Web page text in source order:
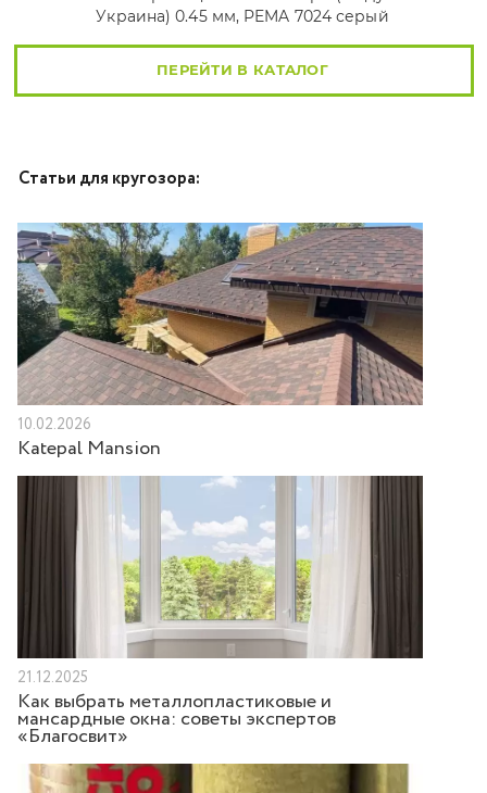
Украина) 0.45 мм, PEMA 7024 серый
ПЕРЕЙТИ В КАТАЛОГ
Статьи для кругозора:
10.02.2026
Katepal Mansion
21.12.2025
Как выбрать металлопластиковые и
мансардные окна: советы экспертов
«Благосвит»